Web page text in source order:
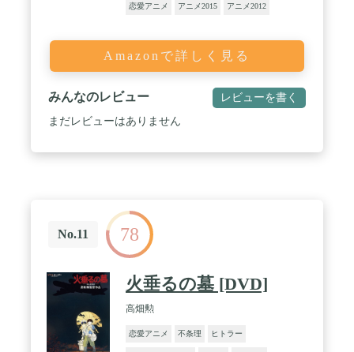
恋愛アニメ アニメ2015 アニメ2012
Amazonで詳しく見る
みんなのレビュー レビューを書く
まだレビューはありません
No.11 78
火垂るの墓 [DVD]
高畑勲
恋愛アニメ 不条理 ヒトラー